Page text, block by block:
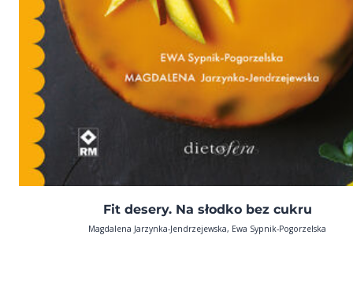
Fit desery. Na słodko bez cukru
Magdalena Jarzynka-Jendrzejewska, Ewa Sypnik-Pogorzelska